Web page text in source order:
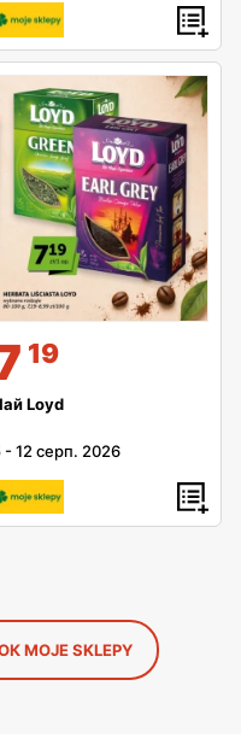
19
Loyd
-12 серп. 2026
MOJE SKLEPY